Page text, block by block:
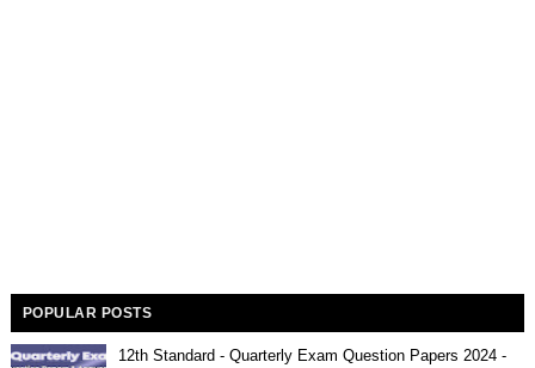
POPULAR POSTS
12th Standard - Quarterly Exam Question Papers 2024 -